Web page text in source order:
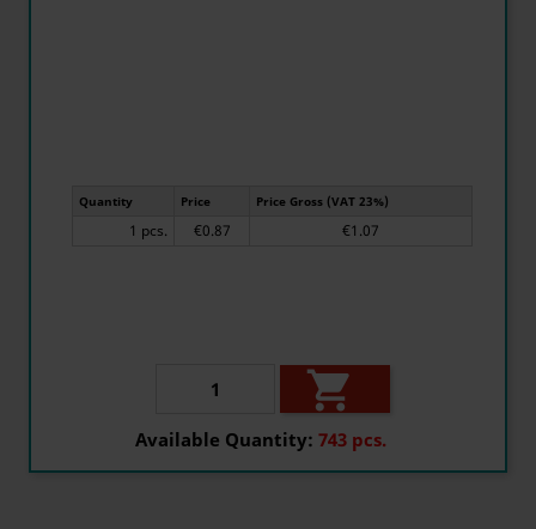
Quantity Price Price Gross (VAT 23%)
1 pcs. €0.87 €1.07

Available Quantity: 743 pcs.